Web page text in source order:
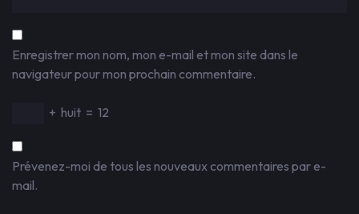
Enregistrer mon nom, mon e-mail et mon site dans le
navigateur pour mon prochain commentaire.
+ huit = 12
Prévenez-moi de tous les nouveaux commentaires par e-
mail.